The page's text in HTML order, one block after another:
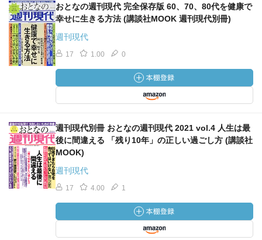
おとなの週刊現代 完全保存版 60、70、80代を健康で
幸せに生きる方法 (講談社MOOK 週刊現代別冊)
週刊現代
17 1.00 0
週刊現代別冊 おとなの週刊現代 2021 vol.4 人生は最
後に間違える 「残り10年」の正しい過ごし方 (講談社
MOOK)
週刊現代
17 4.00 1